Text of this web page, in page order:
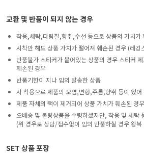
교환 및 반품이 되지 않는 경우
착용,세탁,다림질,향취,수선 등으로 상품의 가치가
시착만 해도 상품 가치가 떨어져 훼손된 경우 (레
반품불가 스티커가 붙어있는 상품의 경우 스티커
훼손된 경우
반품기한이 지나 임의 발송한 상품
시 착용으로 제품의 오염,변형,주름,향취 등이 있
제품 자체의 택이 제거되어 상품 가치가 훼손된 경우
오배송 및 불량상품을 수령하셨지만, 착용 및 세탁
(위 경우로 상담/접수없이 임의 반품하실 경우 왕
SET 상품 포장